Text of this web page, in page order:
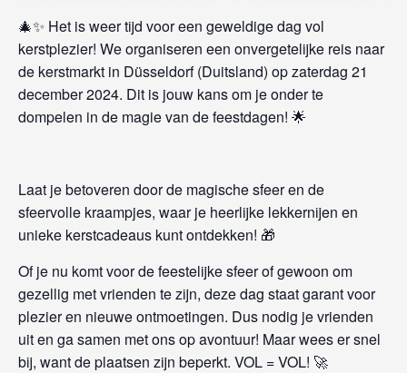
🎄✨ Het is weer tijd voor een geweldige dag vol
kerstplezier! We organiseren een onvergetelijke reis naar
de kerstmarkt in Düsseldorf (Duitsland) op zaterdag 21
december 2024. Dit is jouw kans om je onder te
dompelen in de magie van de feestdagen! 🌟
Laat je betoveren door de magische sfeer en de
sfeervolle kraampjes, waar je heerlijke lekkernijen en
unieke kerstcadeaus kunt ontdekken! 🎁
Of je nu komt voor de feestelijke sfeer of gewoon om
gezellig met vrienden te zijn, deze dag staat garant voor
plezier en nieuwe ontmoetingen. Dus nodig je vrienden
uit en ga samen met ons op avontuur! Maar wees er snel
bij, want de plaatsen zijn beperkt. VOL = VOL! 🚀